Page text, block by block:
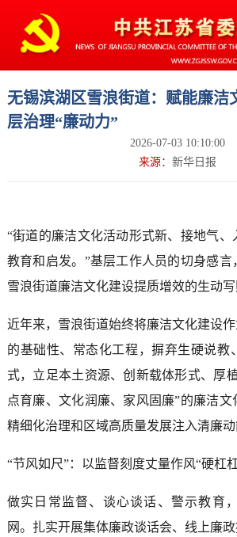
无锡滨湖区雪浪街道：赋能廉洁
层治理“廉动力”
2026-07-03 10:10:00
来源： 新华日报
“街道的廉洁文化活动形式新、接地气、
教育和启发。”基层工作人员的切身感言
雪浪街道廉洁文化建设提质增效的生动写
近年来，雪浪街道始终将廉洁文化建设
的基础性、常态化工程，摒弃生硬说教
式，立足本土资源、创新载体形式、厚
点育廉、文化润廉、家风固廉”的廉洁
精细化治理和区域高质量发展注入清廉动
“节风如尺”：以监督刻度丈量作风“硬杠
做实日常监督、谈心谈话、警示教育
网。扎实开展集体廉政谈话会、线上廉